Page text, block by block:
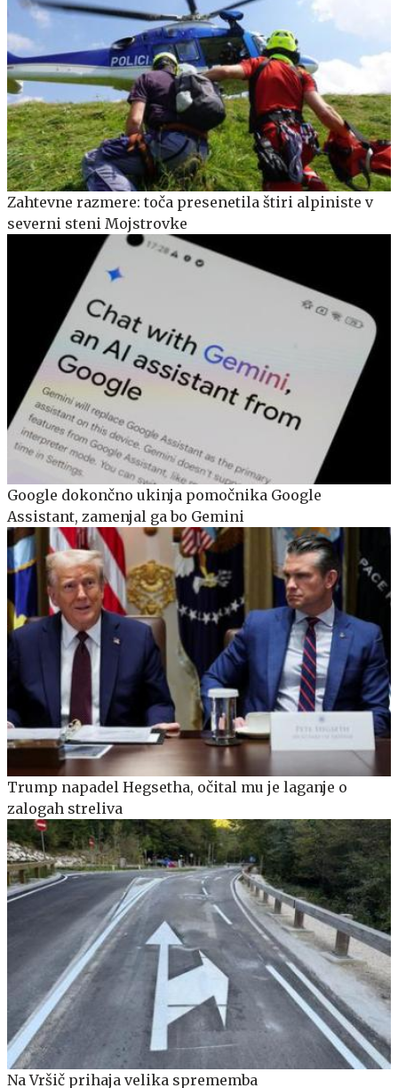
Zahtevne razmere: toča presenetila štiri alpiniste v
severni steni Mojstrovke
Google dokončno ukinja pomočnika Google
Assistant, zamenjal ga bo Gemini
Trump napadel Hegsetha, očital mu je laganje o
zalogah streliva
Na Vršič prihaja velika sprememba